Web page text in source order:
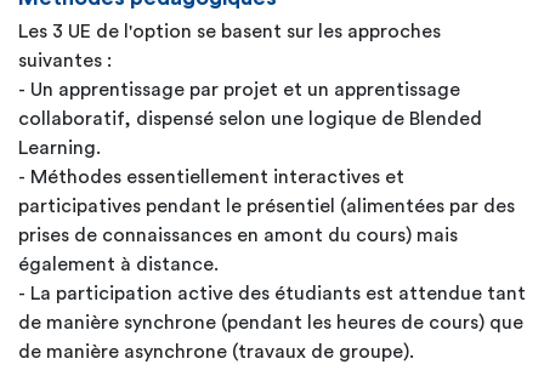
Les 3 UE de l'option se basent sur les approches
suivantes :
- Un apprentissage par projet et un apprentissage
collaboratif, dispensé selon une logique de Blended
Learning.
- Méthodes essentiellement interactives et
participatives pendant le présentiel (alimentées par des
prises de connaissances en amont du cours) mais
également à distance.
- La participation active des étudiants est attendue tant
de manière synchrone (pendant les heures de cours) que
de manière asynchrone (travaux de groupe).